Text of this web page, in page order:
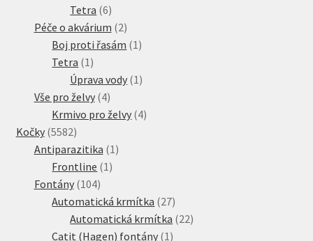
produkty
Tetra 66
produktů
Péče o akvárium 22
produkty
Boj proti řasám 1 1
Tetra 1 1
produkt
Úprava vody 1 1
Vše pro želvy 44
produkty
Krmivo pro želvy 44
Kočky 55825582
produktů
Antiparazitika 1 1
Frontline 1 1
Fontány 104104
produktů
Automatická krmítka 2727
produktů
Automatická krmítka 2222
Catit (Hagen) fontány 1 1